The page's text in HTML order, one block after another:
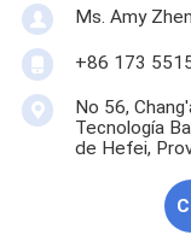
Ms. Amy
+86 173
No 56,
Tecnología
de Hefei,